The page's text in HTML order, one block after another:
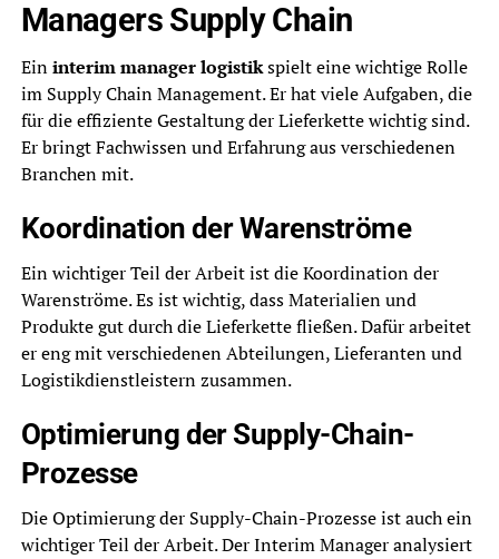
Managers Supply Chain
Eininterim manager logistikspielt eine wichtige Rolle
im Supply Chain Management. Er hat viele Aufgaben, die
für die effiziente Gestaltung der Lieferkette wichtig sind.
Er bringt Fachwissen und Erfahrung aus verschiedenen
Branchen mit.
Koordination der Warenströme
Ein wichtiger Teil der Arbeit ist die Koordination der
Warenströme. Es ist wichtig, dass Materialien und
Produkte gut durch die Lieferkette fließen. Dafür arbeitet
er eng mit verschiedenen Abteilungen, Lieferanten und
Logistikdienstleistern zusammen.
Optimierung der Supply-Chain-
Prozesse
Die Optimierung der Supply-Chain-Prozesse ist auch ein
wichtiger Teil der Arbeit. Der Interim Manager analysiert